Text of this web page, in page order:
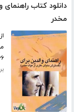
دانلود کتاب
مخدر
۶۶